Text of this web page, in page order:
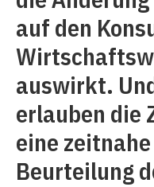
auf den
auswirkt.
erlauben die
eine
Beurteilung